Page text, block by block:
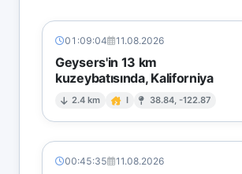
01:09:04 11.08.2026
Geysers'in 13 km
kuzeybatısında, Kaliforniya
2.4 km I 38.84, -122.87
00:45:35 11.08.2026